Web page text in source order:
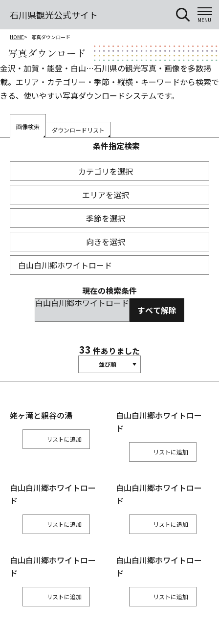
石川県観光公式サイト MENU
HOME 写真ダウンロード
写真ダウンロード
金沢・加賀・能登・白山…石川県の観光写真・画像を多数掲
載。エリア・カテゴリー・季節・縦横・キーワードから検索で
きる、使いやすい写真ダウンロードシステムです。
画像検索 ダウンロードリスト
条件指定検索
カテゴリを選択
エリアを選択
季節を選択
向きを選択
現在の検索条件
白山白川郷ホワイトロード
すべて解除
33 件ありました
並び順
姥ヶ滝と親谷の湯
リスト
白山白川郷ホワイトロー
ド
リスト
白山白川郷ホワイトロー
ド
リスト
白山白川郷ホワイトロー
ド
リスト
白山白川郷ホワイトロー
ド
リスト
白山白川郷ホワイトロー
ド
リスト